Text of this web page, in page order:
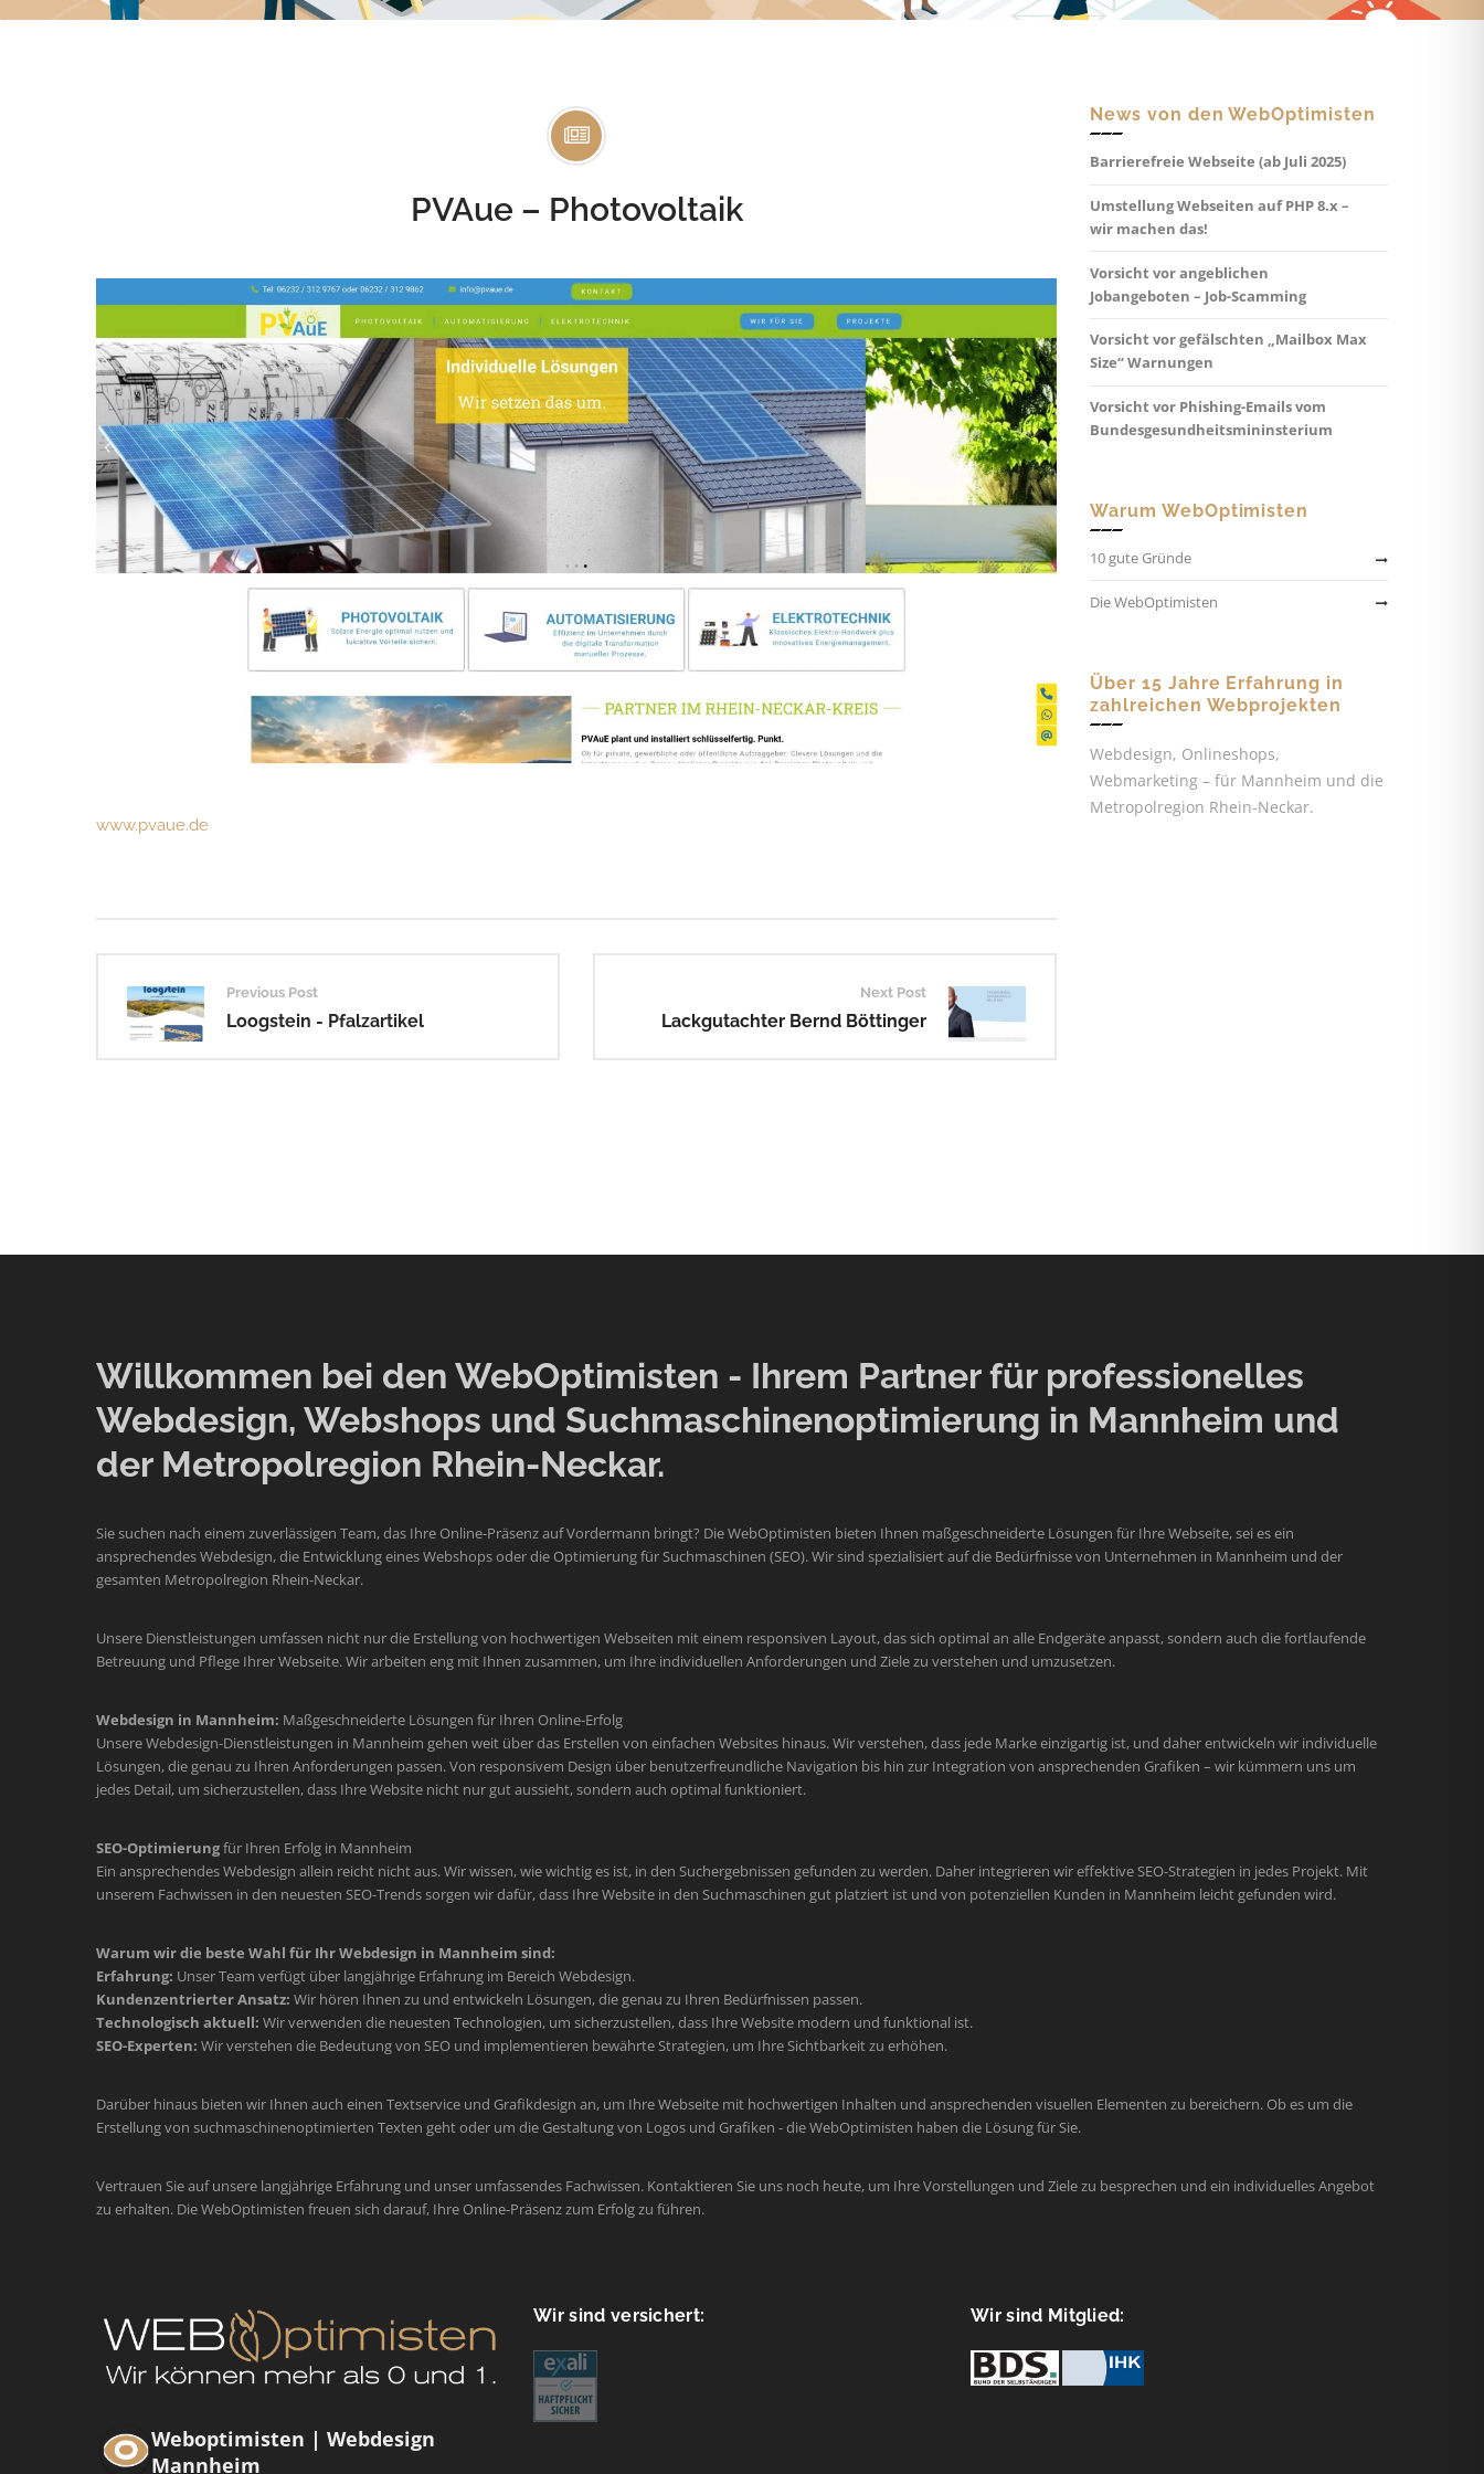
PVAue – Photovoltaik
www.pvaue.de
navigationPrevious Post
Loogstein - Pfalzartikel
Next Post
Lackgutachter Bernd Böttinger
News von den WebOptimisten
Barrierefreie Webseite (ab Juli 2025)
Umstellung Webseiten auf PHP 8.x –
wir machen das!
Vorsicht vor angeblichen
Jobangeboten – Job-Scamming
Vorsicht vor gefälschten „Mailbox Max
Size“ Warnungen
Vorsicht vor Phishing-Emails vom
Bundesgesundheitsmininsterium
Warum WebOptimisten
10 gute Gründe
Die WebOptimisten
Über 15 Jahre Erfahrung in
zahlreichen Webprojekten
Webdesign, Onlineshops,
Webmarketing – für Mannheim und die
Metropolregion Rhein-Neckar.
Willkommen bei den WebOptimisten - Ihrem Partner für professionelles
Webdesign, Webshops und Suchmaschinenoptimierung in Mannheim und
der Metropolregion Rhein-Neckar.
Sie suchen nach einem zuverlässigen Team, das Ihre Online-Präsenz auf Vordermann bringt? Die WebOptimisten bieten Ihnen maßgeschneiderte Lösungen für Ihre Webseite, sei es ein
ansprechendes Webdesign, die Entwicklung eines Webshops oder die Optimierung für Suchmaschinen (SEO). Wir sind spezialisiert auf die Bedürfnisse von Unternehmen in Mannheim und der
gesamten Metropolregion Rhein-Neckar.
Unsere Dienstleistungen umfassen nicht nur die Erstellung von hochwertigen Webseiten mit einem responsiven Layout, das sich optimal an alle Endgeräte anpasst, sondern auch die fortlaufende
Betreuung und Pflege Ihrer Webseite. Wir arbeiten eng mit Ihnen zusammen, um Ihre individuellen Anforderungen und Ziele zu verstehen und umzusetzen.
Webdesign in Mannheim: Maßgeschneiderte Lösungen für Ihren Online-Erfolg
Unsere Webdesign-Dienstleistungen in Mannheim gehen weit über das Erstellen von einfachen Websites hinaus. Wir verstehen, dass jede Marke einzigartig ist, und daher entwickeln wir individuelle
Lösungen, die genau zu Ihren Anforderungen passen. Von responsivem Design über benutzerfreundliche Navigation bis hin zur Integration von ansprechenden Grafiken – wir kümmern uns um
jedes Detail, um sicherzustellen, dass Ihre Website nicht nur gut aussieht, sondern auch optimal funktioniert.
SEO-Optimierungfür Ihren Erfolg in Mannheim
Ein ansprechendes Webdesign allein reicht nicht aus. Wir wissen, wie wichtig es ist, in den Suchergebnissen gefunden zu werden. Daher integrieren wir effektive SEO-Strategien in jedes Projekt. Mit
unserem Fachwissen in den neuesten SEO-Trends sorgen wir dafür, dass Ihre Website in den Suchmaschinen gut platziert ist und von potenziellen Kunden in Mannheim leicht gefunden wird.
Warum wir die beste Wahl für Ihr Webdesign in Mannheim sind:
Erfahrung: Unser Team verfügt über langjährige Erfahrung im Bereich Webdesign.
Kundenzentrierter Ansatz: Wir hören Ihnen zu und entwickeln Lösungen, die genau zu Ihren Bedürfnissen passen.
Technologisch aktuell: Wir verwenden die neuesten Technologien, um sicherzustellen, dass Ihre Website modern und funktional ist.
SEO-Experten: Wir verstehen die Bedeutung von SEO und implementieren bewährte Strategien, um Ihre Sichtbarkeit zu erhöhen.
Darüber hinaus bieten wir Ihnen auch einen Textservice und Grafikdesign an, um Ihre Webseite mit hochwertigen Inhalten und ansprechenden visuellen Elementen zu bereichern. Ob es um die
Erstellung von suchmaschinenoptimierten Texten geht oder um die Gestaltung von Logos und Grafiken - die WebOptimisten haben die Lösung für Sie.
Vertrauen Sie auf unsere langjährige Erfahrung und unser umfassendes Fachwissen. Kontaktieren Sie uns noch heute, um Ihre Vorstellungen und Ziele zu besprechen und ein individuelles Angebot
zu erhalten. Die WebOptimisten freuen sich darauf, Ihre Online-Präsenz zum Erfolg zu führen.
Weboptimisten | Webdesign
Mannheim
Wir sind versichert: Wir sind Mitglied: